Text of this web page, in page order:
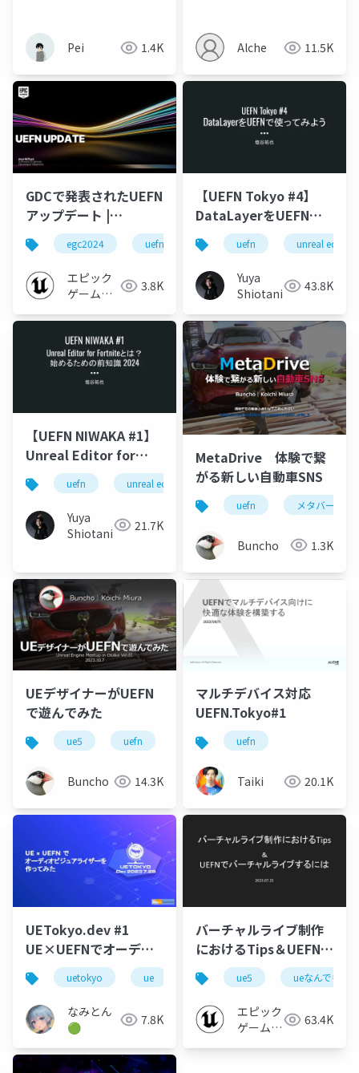
Pei 1.4K Alche 11.5K
GDCで発表されたUEFN
アップデート |
EGC2024 (Axel
Riffard)
egc2024 uefn
エピック
ゲームズ
3.8K
【UEFN Tokyo #4】
DataLayerをUEFNで
使ってみよう
uefn unreal editor
Yuya
Shiotani
43.8K
【UEFN NIWAKA #1】
Unreal Editor for
Fortniteとは？ 始める
ための前知識 2024
uefn unreal editor for fortnite uefn niwaka
Yuya
Shiotani
21.7K
MetaDrive 体験で繋
がる新しい自動車SNS
uefn メタバース
Buncho 1.3K
UEデザイナーがUEFN
で遊んでみた
ue5 uefn
Buncho 14.3K
マルチデバイス対応
UEFN.Tokyo#1
uefn
Taiki 20.1K
UETokyo.dev #1
UE×UEFNでオーディ
オビジュアライザーを
作ってみた
uetokyo ue unreal engine uefn
なみとん
🟢
7.8K
バーチャルライブ制作
におけるTips＆UEFNで
バーチャルライブする
には【UEなんでも勉強
会 - バーチャルライブ
編 - vol.1】
ue5 ueなんでも勉
エピック
ゲームズ
63.4K